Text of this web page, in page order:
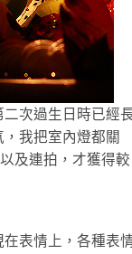
次過生日時已經
我把室內燈都關
及連拍，才獲得較
表情上，各種表